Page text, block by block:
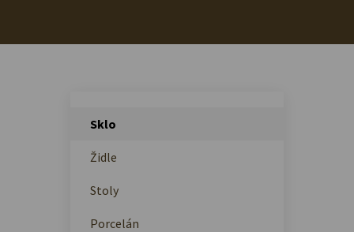
Sklo
Židle
Stoly
Porcelán